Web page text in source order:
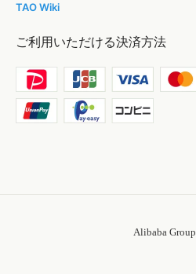
TAO Wiki
ご利用いただける決済方法
Alibaba Group